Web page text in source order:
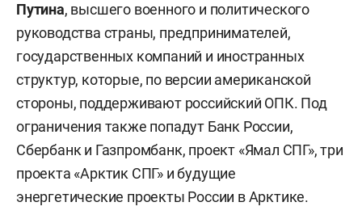
Путина, высшего военного и политического
руководства страны, предпринимателей,
государственных компаний и иностранных
структур, которые, по версии американской
стороны, поддерживают российский ОПК. Под
ограничения также попадут Банк России,
Сбербанк и Газпромбанк, проект «Ямал СПГ», три
проекта «Арктик СПГ» и будущие
энергетические проекты России в Арктике.